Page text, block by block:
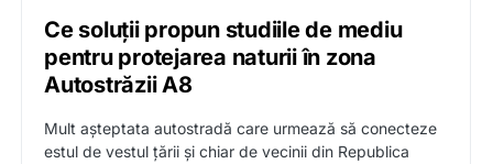
Ce soluții propun studiile de mediu
pentru protejarea naturii în zona
Autostrăzii A8
Mult așteptata autostradă care urmează să conecteze
estul de vestul țării și chiar de vecinii din Republica